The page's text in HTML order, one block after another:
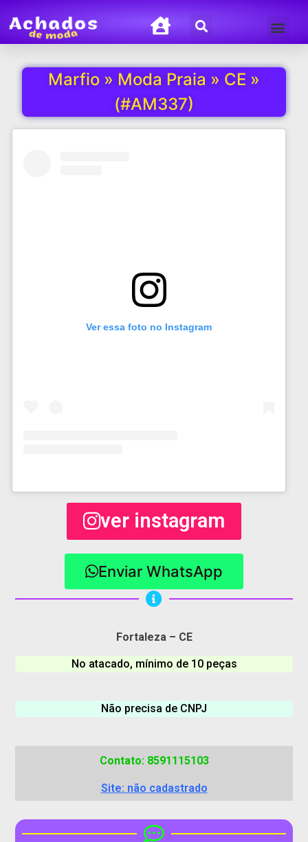
Marfio » Moda Praia » CE »
(#AM337)
Ver essa foto no Instagram
ver instagram
Enviar WhatsApp
Fortaleza – CE
No atacado, mínimo de 10 peças
Não precisa de CNPJ
Contato: 8591115103
Site: não cadastrado